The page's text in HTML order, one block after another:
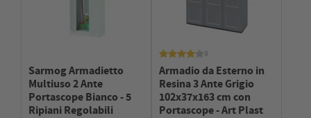
Sarmog Armadietto
Multiuso 2 Ante
Portascope Bianco - 5
Ripiani Regolabili
Armadio da Esterno in
Resina 3 Ante Grigio
102x37x163 cm con
Portascope - Art Plast